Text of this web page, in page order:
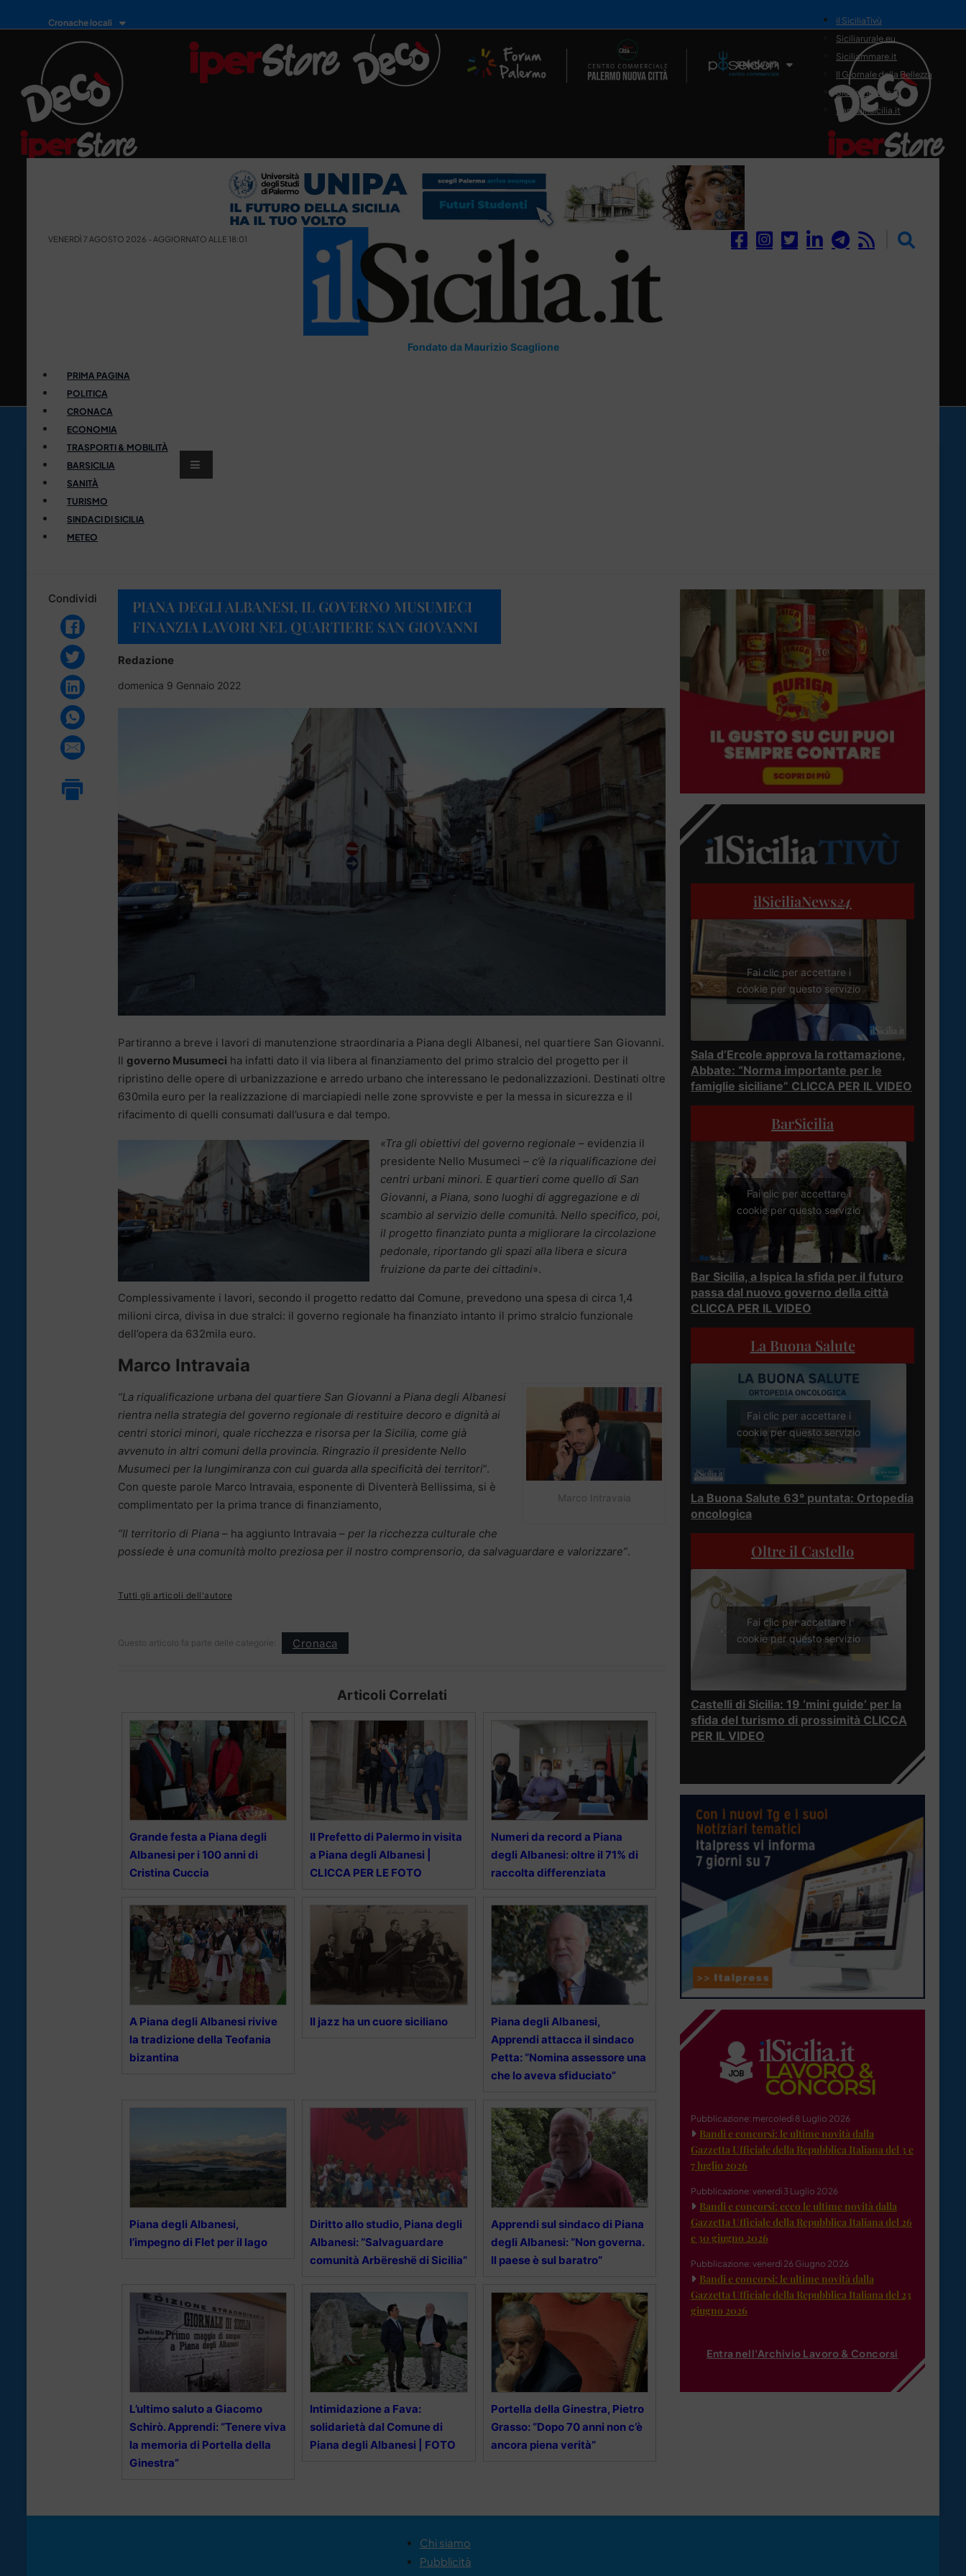
Cronache locali
Il Network
il SiciliaTivù
Siciliarurale.eu
Siciliammare.it
Il Giornale della Bellezza
Siciliamedica.it
Sanitainsicilia.it
VENERDÌ 7 AGOSTO 2026 - AGGIORNATO ALLE 18:01
Fondato da Maurizio Scaglione
PRIMA PAGINA
POLITICA
CRONACA
ECONOMIA
TRASPORTI & MOBILITÀ
BARSICILIA
SANITÀ
TURISMO
SINDACI DI SICILIA
METEO
Condividi
PIANA DEGLI ALBANESI, IL GOVERNO MUSUMECI
FINANZIA LAVORI NEL QUARTIERE SAN GIOVANNI
Redazione
domenica 9 Gennaio 2022
Partiranno a breve i lavori di manutenzione straordinaria a Piana degli Albanesi, nel quartiere San Giovanni.
Il governo Musumeci ha infatti dato il via libera al finanziamento del primo stralcio del progetto per il
ripristino delle opere di urbanizzazione e arredo urbano che interessano le pedonalizzazioni. Destinati oltre
630mila euro per la realizzazione di marciapiedi nelle zone sprovviste e per la messa in sicurezza e il
rifacimento di quelli consumati dall’usura e dal tempo.
«Tra gli obiettivi del governo regionale – evidenzia il
presidente Nello Musumeci – c’è la riqualificazione dei
centri urbani minori. E quartieri come quello di San
Giovanni, a Piana, sono luoghi di aggregazione e di
scambio al servizio delle comunità. Nello specifico, poi,
il progetto finanziato punta a migliorare la circolazione
pedonale, riportando gli spazi alla libera e sicura
fruizione da parte dei cittadini».
Complessivamente i lavori, secondo il progetto redatto dal Comune, prevedono una spesa di circa 1,4
milioni circa, divisa in due stralci: il governo regionale ha finanziato intanto il primo stralcio funzionale
dell’opera da 632mila euro.
Marco Intravaia
Marco Intravaia
“La riqualificazione urbana del quartiere San Giovanni a Piana degli Albanesi
rientra nella strategia del governo regionale di restituire decoro e dignità ai
centri storici minori, quale ricchezza e risorsa per la Sicilia, come già
avvenuto in altri comuni della provincia. Ringrazio il presidente Nello
Musumeci per la lungimiranza con cui guarda alla specificità dei territori”.
Con queste parole Marco Intravaia, esponente di Diventerà Bellissima, si è
complimentato per la prima trance di finanziamento,
“Il territorio di Piana – ha aggiunto Intravaia – per la ricchezza culturale che
possiede è una comunità molto preziosa per il nostro comprensorio, da salvaguardare e valorizzare”.
Tutti gli articoli dell'autore
Questo articolo fa parte delle categorie: Cronaca
Articoli Correlati
Grande festa a Piana degli
Albanesi per i 100 anni di
Cristina Cuccia
Il Prefetto di Palermo in visita
a Piana degli Albanesi |
CLICCA PER LE FOTO
Numeri da record a Piana
degli Albanesi: oltre il 71% di
raccolta differenziata
A Piana degli Albanesi rivive
la tradizione della Teofania
bizantina
Il jazz ha un cuore siciliano
Piana degli Albanesi,
Apprendi attacca il sindaco
Petta: “Nomina assessore una
che lo aveva sfiduciato”
Piana degli Albanesi,
l’impegno di Flet per il lago
Diritto allo studio, Piana degli
Albanesi: “Salvaguardare
comunità Arbëreshë di Sicilia”
Apprendi sul sindaco di Piana
degli Albanesi: “Non governa.
Il paese è sul baratro”
L’ultimo saluto a Giacomo
Schirò. Apprendi: “Tenere viva
la memoria di Portella della
Ginestra”
Intimidazione a Fava:
solidarietà dal Comune di
Piana degli Albanesi | FOTO
Portella della Ginestra, Pietro
Grasso: “Dopo 70 anni non c’è
ancora piena verità”
ilSiciliaNews24
Fai clic per accettare i
cookie per questo servizio
Sala d’Ercole approva la rottamazione,
Abbate: “Norma importante per le
famiglie siciliane” CLICCA PER IL VIDEO
BarSicilia
Fai clic per accettare i
cookie per questo servizio
Bar Sicilia, a Ispica la sfida per il futuro
passa dal nuovo governo della città
CLICCA PER IL VIDEO
La Buona Salute
Fai clic per accettare i
cookie per questo servizio
La Buona Salute 63° puntata: Ortopedia
oncologica
Oltre il Castello
Fai clic per accettare i
cookie per questo servizio
Castelli di Sicilia: 19 ‘mini guide’ per la
sfida del turismo di prossimità CLICCA
PER IL VIDEO
Pubblicazione: mercoledì 8 Luglio 2026
Bandi e concorsi: le ultime novità dalla
Gazzetta Ufficiale della Repubblica Italiana del 3 e
7 luglio 2026
Pubblicazione: venerdì 3 Luglio 2026
Bandi e concorsi: ecco le ultime novità dalla
Gazzetta Ufficiale della Repubblica Italiana del 26
e 30 giugno 2026
Pubblicazione: venerdì 26 Giugno 2026
Bandi e concorsi: le ultime novità dalla
Gazzetta Ufficiale della Repubblica Italiana del 23
giugno 2026
Entra nell'Archivio Lavoro & Concorsi
Chi siamo
Pubblicità